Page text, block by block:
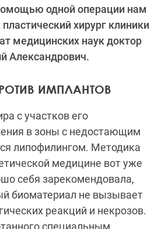
одной операции нам
хирург клиники
медицинских наук доктор
Александрович.
ИМПЛАНТОВ
с участков его
в зоны с недостающим
липофилингом. Методика
медицине вот уже
себя зарекомендовала,
биоматериал не вызывает
реакций и некрозов.
специальным